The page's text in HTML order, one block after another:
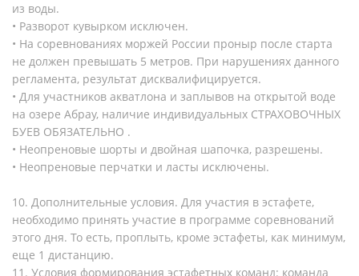
из воды.
• Разворот кувырком исключен.
• На соревнованиях моржей России проныр после старта
не должен превышать 5 метров. При нарушениях данного
регламента, результат дисквалифицируется.
• Для участников акватлона и заплывов на открытой воде
на озере Абрау, наличие индивидуальных СТРАХОВОЧНЫХ
БУЕВ ОБЯЗАТЕЛЬНО .
• Неопреновые шорты и двойная шапочка, разрешены.
• Неопреновые перчатки и ласты исключены.
10. Дополнительные условия. Для участия в эстафете,
необходимо принять участие в программе соревнований
этого дня. То есть, проплыть, кроме эстафеты, как минимум,
еще 1 дистанцию.
11. Условия формирования эстафетных команд: команда